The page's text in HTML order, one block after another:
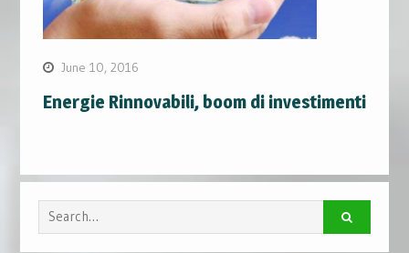
June 10, 2016
Energie Rinnovabili, boom di investimenti
Search
for: